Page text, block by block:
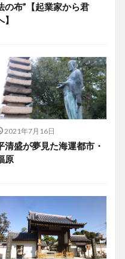
の布”【起業家から君
】
2021年7月16日
清盛が夢見た海運都市・
原